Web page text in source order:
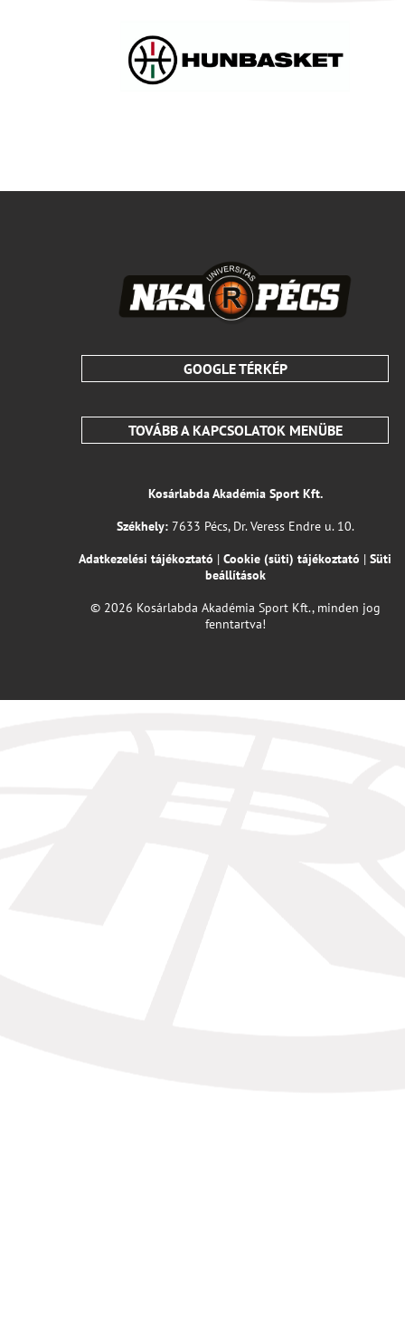
GOOGLE TÉRKÉP
TOVÁBB A KAPCSOLATOK MENÜBE
Kosárlabda Akadémia Sport Kft.
Székhely:7633 Pécs, Dr. Veress Endre u. 10.
Adatkezelési tájékoztató | Cookie (süti) tájékoztató | Süti
beállítások
© 2026 Kosárlabda Akadémia Sport Kft., minden jog
fenntartva!